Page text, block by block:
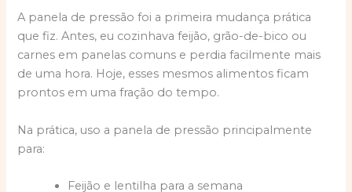
A panela de pressão foi a primeira mudança prática
que fiz. Antes, eu cozinhava feijão, grão-de-bico ou
carnes em panelas comuns e perdia facilmente mais
de uma hora. Hoje, esses mesmos alimentos ficam
prontos em uma fração do tempo.
Na prática, uso a panela de pressão principalmente
para:
Feijão e lentilha para a semana